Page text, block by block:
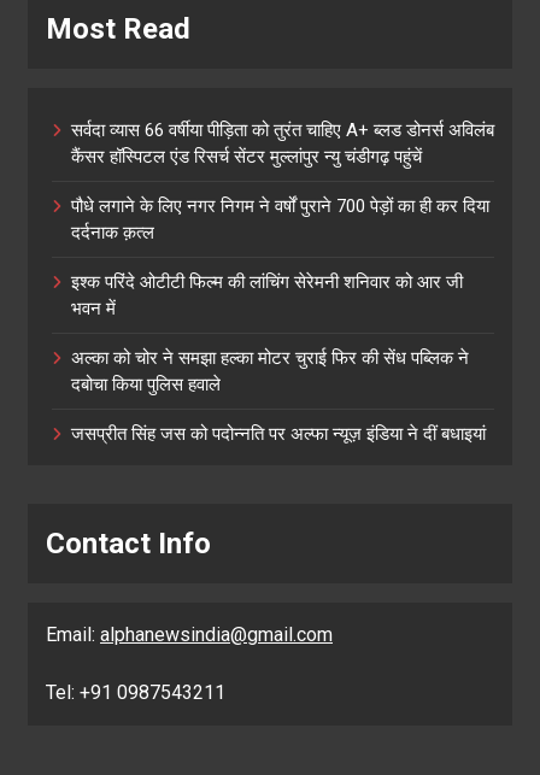
Most Read
सर्वदा व्यास 66 वर्षीया पीड़िता को तुरंत चाहिए A+ ब्लड डोनर्स अविलंब
कैंसर हॉस्पिटल एंड रिसर्च सेंटर मुल्लांपुर न्यु चंडीगढ़ पहुंचें
पौधे लगाने के लिए नगर निगम ने वर्षों पुराने 700 पेड़ों का ही कर दिया
दर्दनाक क़त्ल
इश्क परिंदे ओटीटी फिल्म की लांचिंग सेरेमनी शनिवार को आर जी
भवन में
अल्का को चोर ने समझा हल्का मोटर चुराई फिर की सेंध पब्लिक ने
दबोचा किया पुलिस हवाले
जसप्रीत सिंह जस को पदोन्नति पर अल्फा न्यूज़ इंडिया ने दीं बधाइयां
Contact Info
Email: alphanewsindia@gmail.com
Tel: +91 0987543211